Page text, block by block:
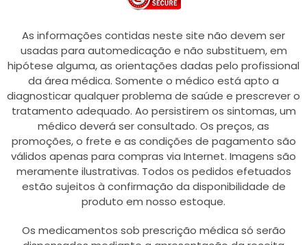
As informações contidas neste site não devem ser
usadas para automedicação e não substituem, em
hipótese alguma, as orientações dadas pelo profissional
da área médica. Somente o médico está apto a
diagnosticar qualquer problema de saúde e prescrever o
tratamento adequado. Ao persistirem os sintomas, um
médico deverá ser consultado. Os preços, as
promoções, o frete e as condições de pagamento são
válidos apenas para compras via Internet. Imagens são
meramente ilustrativas. Todos os pedidos efetuados
estão sujeitos à confirmação da disponibilidade de
produto em nosso estoque.
Os medicamentos sob prescrição médica só serão